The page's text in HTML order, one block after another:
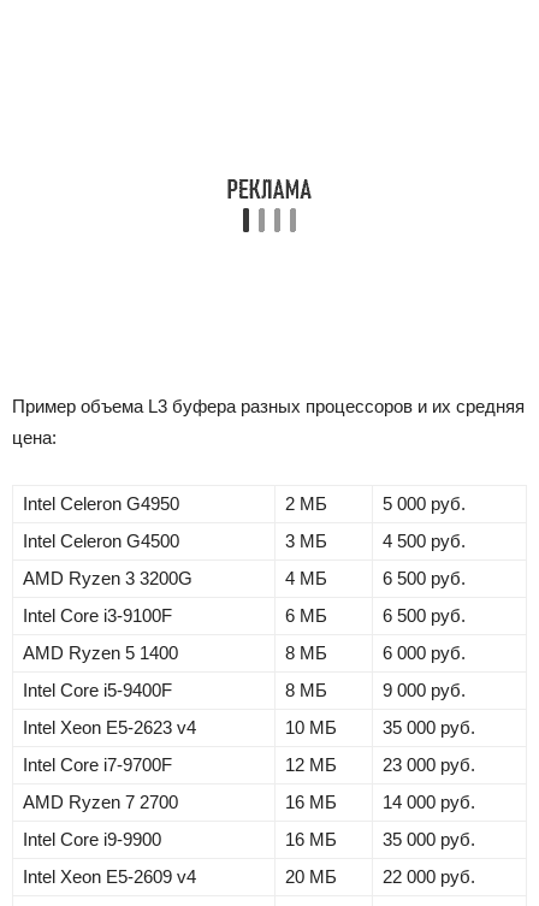
Пример объема L3 буфера разных процессоров и их средняя
цена:
Intel Celeron G4950 2 МБ
5 000 руб.
Intel Celeron G4500
3 МБ
4 500 руб.
AMD Ryzen 3 3200G
4 МБ
6 500 руб.
Intel Core i3-9100F
6 МБ
6 500 руб.
AMD Ryzen 5 1400
8 МБ
6 000 руб.
Intel Core i5-9400F
8 МБ
9 000 руб.
Intel Xeon E5-2623 v4
10 МБ
35 000 руб.
Intel Core i7-9700F
12 МБ
23 000 руб.
AMD Ryzen 7 2700
16 МБ
14 000 руб.
Intel Core i9-9900
16 МБ
35 000 руб.
Intel Xeon E5-2609 v4
20 МБ
22 000 руб.